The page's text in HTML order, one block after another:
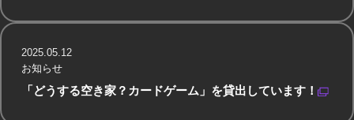
「どうする空き家？カードゲーム」を貸出しています！
2025.05.12
お知らせ